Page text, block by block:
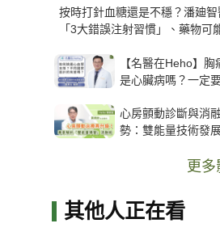
按時打針血糖還是不穩？潘廸智
「3大錯誤注射習慣」、藥物可
【名醫在Heho】胸
是心臟病嗎？一定
解析支架種類、風
關鍵
心房顫動診斷與消
勢：雙能量技術發
更多
其他人正在看